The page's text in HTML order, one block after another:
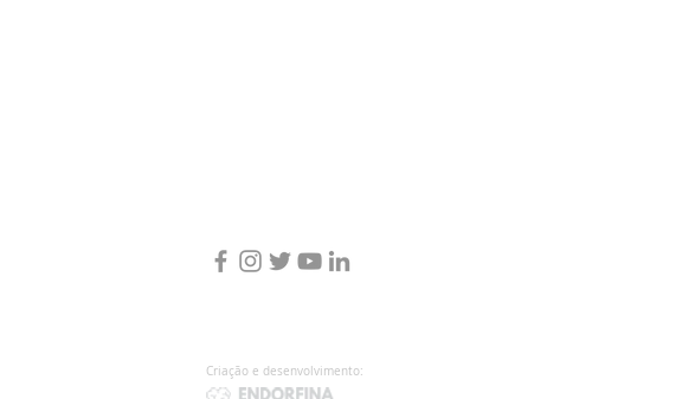
Criação e desenvolvimento: